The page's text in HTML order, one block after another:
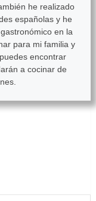
he realizado
españolas y he
en la
para mi familia y
encontrar
a cocinar de